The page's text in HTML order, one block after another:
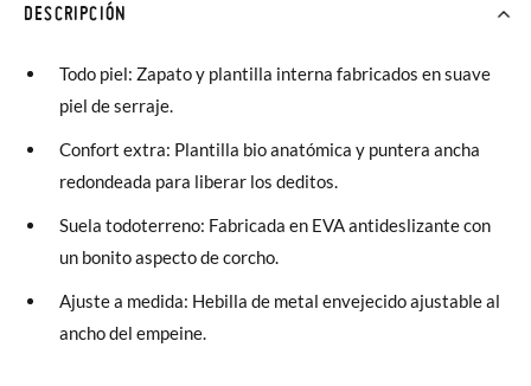
DESCRIPCIÓN
Todo piel: Zapato y plantilla interna fabricados en suave
piel de serraje.
Confort extra: Plantilla bio anatómica y puntera ancha
redondeada para liberar los deditos.
Suela todoterreno: Fabricada en EVA antideslizante con
un bonito aspecto de corcho.
Ajuste a medida: Hebilla de metal envejecido ajustable al
ancho del empeine.